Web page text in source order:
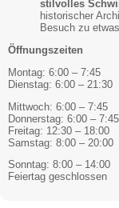
stilvolles
historischer
Besuch zu
Öffnungszeiten
Montag: 6:00 – 7:45
Dienstag: 6:00 – 21:30
Mittwoch: 6:00 – 7:45
Donnerstag: 6:00 –
Freitag: 12:30 – 18:00
Samstag: 8:00 – 20:00
Sonntag: 8:00 – 14:00
Feiertag geschlossen